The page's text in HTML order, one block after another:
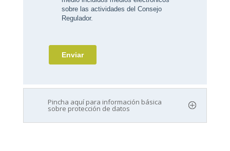
Pincha aquí para información básica
sobre protección de datos